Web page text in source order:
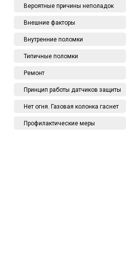
Вероятные причины неполадок
Внешние факторы
Внутренние поломки
Типичные поломки
Ремонт
Принцип работы датчиков защиты
Нет огня. Газовая колонка гаснет
Профилактические меры